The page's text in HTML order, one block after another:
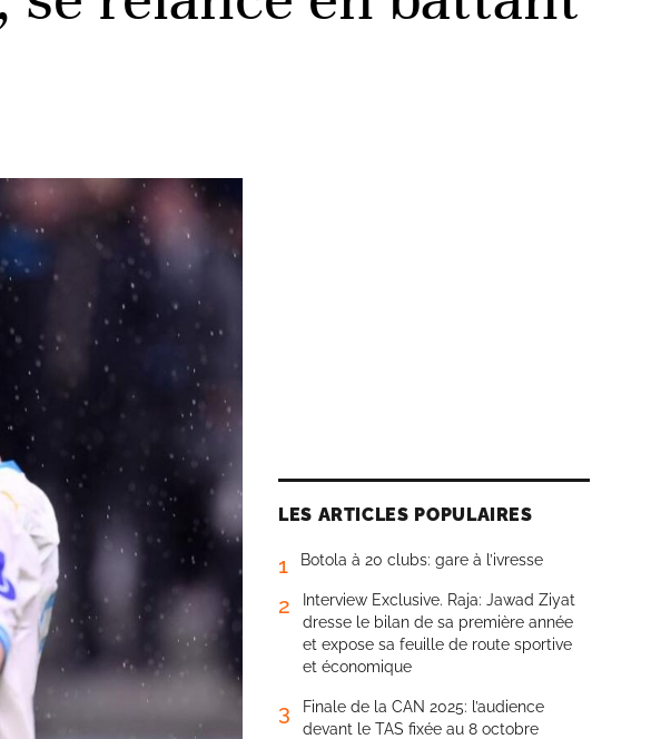
LES ARTICLES POPULAIRES
1 Botola à 20 clubs: gare à l’ivresse
2
Interview Exclusive. Raja: Jawad Ziyat
dresse le bilan de sa première année
et expose sa feuille de route sportive
et économique
3
Finale de la CAN 2025: l’audience
devant le TAS fixée au 8 octobre